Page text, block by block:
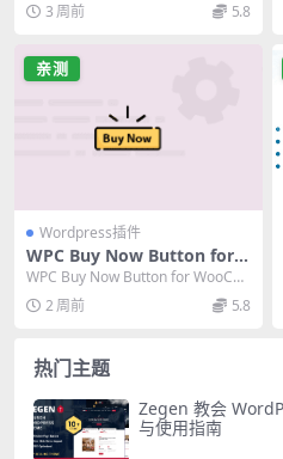
3 周前 5.8
亲测
Wordpress插件
WPC Buy Now Button for
WooCommerce Premium v
2.2.4：终极一键购买WordPr
ess插件
WPC Buy Now Button for WooCo
mmerce Premi...
2 周前 5.8
热门主题
Zegen 教会
与使用指南